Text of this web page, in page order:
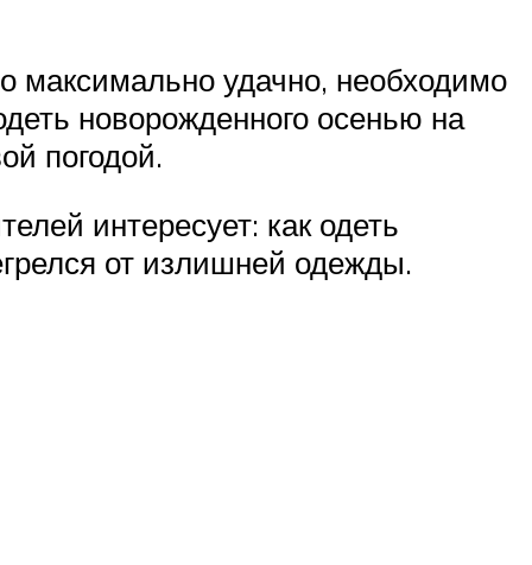
максимально удачно, необходимо
новорожденного осенью на
погодой.
интересует: как одеть
от излишней одежды.